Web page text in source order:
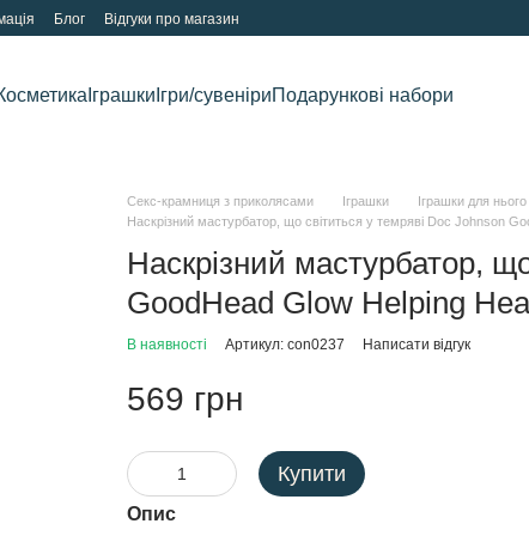
Блог Відгуки про магазин
Іграшки Ігри/сувеніриПодарункові набори
Секс-крамниця з приколясами Іграшки Іграшки для нього
Наскрізний мастурбатор, що світиться у темряві Doc Johnson
Наскрізний мастурбатор,
GoodHead Glow Helping
В наявності Артикул: con0237 Написати відгук
569 грн
Купити
Опис